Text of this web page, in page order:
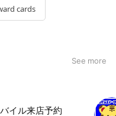
cards
See more
イル来店予約